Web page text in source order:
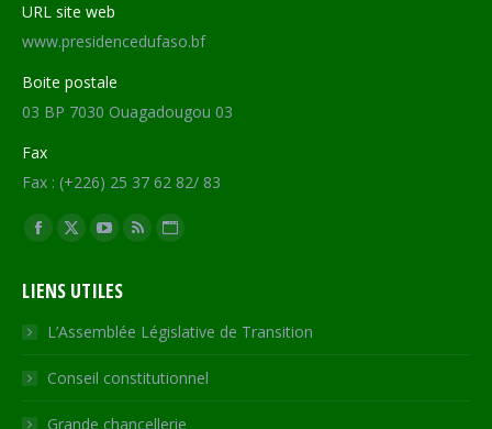
URL site web
www.presidencedufaso.bf
Boite postale
03 BP 7030 Ouagadougou 03
Fax
Fax : (+226) 25 37 62 82/ 83
Trouvez nous sur :
Facebook
opens
in
new
window
X
opens
in
new
window
YouTube
opens
in
new
window
RSS
in
new
window
Site
opens
in
new
LIENS UTILES
L’Assemblée Législative de Transition
Conseil constitutionnel
Grande chancellerie